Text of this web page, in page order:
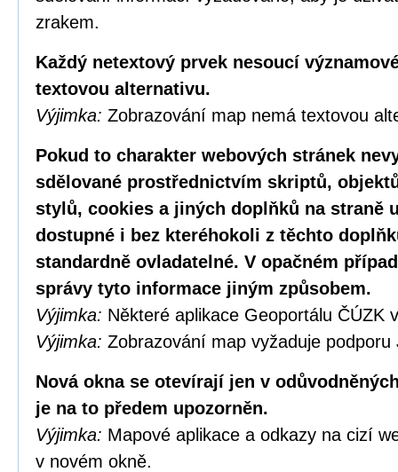
zrakem.
Každý netextový prvek nesoucí
textovou alternativu.
Výjimka: Zobrazování map nemá textovou
Pokud to charakter webových stránek
sdělované prostřednictvím skriptů,
stylů, cookies a jiných doplňků na straně
dostupné i bez kteréhokoli z těchto
standardně ovladatelné. V opačném
správy tyto informace jiným způsobem.
Výjimka: Některé aplikace Geoportálu ČÚZK
Výjimka: Zobrazování map vyžaduje podporu
Nová okna se otevírají jen v
je na to předem upozorněn.
Výjimka: Mapové aplikace a odkazy na cizí
v novém okně.